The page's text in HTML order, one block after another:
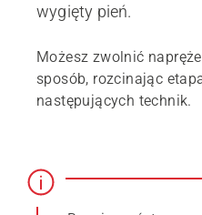
wygięty pień.
Możesz zwolnić
sposób, rozcinając
następujących technik.